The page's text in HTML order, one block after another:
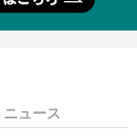
ニュース